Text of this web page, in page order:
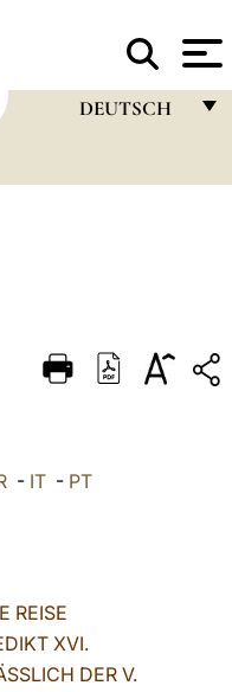
DEUTSCH
DEUTSCH
العربيّة - IT - PT
REISE
XVI.
DER V.